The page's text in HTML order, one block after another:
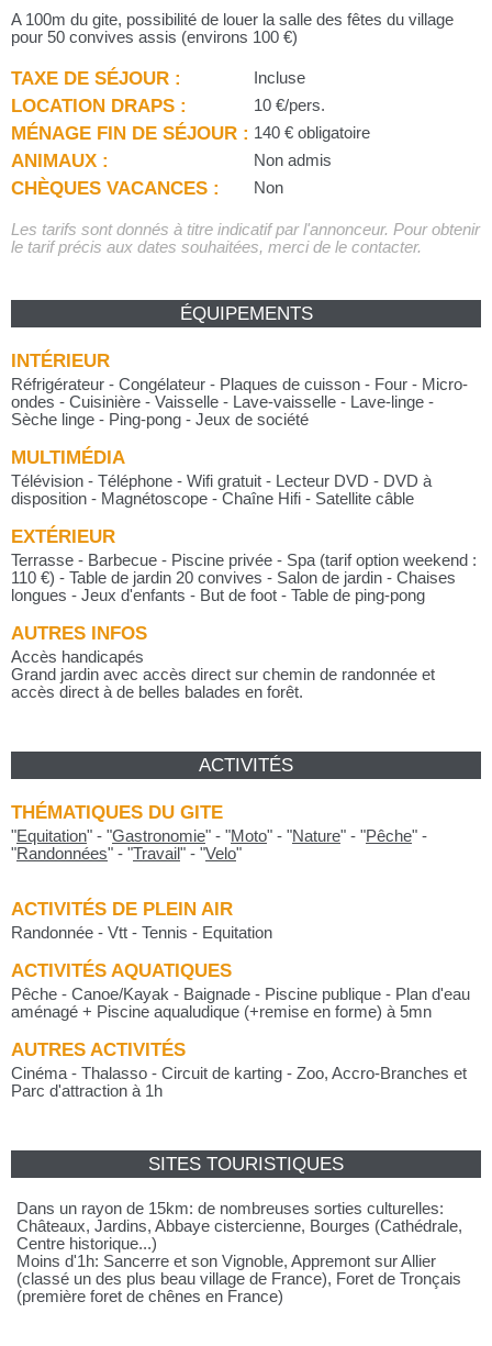
A 100m du gite, possibilité de louer la salle des fêtes du village
pour 50 convives assis (environs 100 €)
TAXE DE SÉJOUR : Incluse
LOCATION DRAPS : 10 €/pers.
MÉNAGE FIN DE SÉJOUR : 140 € obligatoire
ANIMAUX : Non admis
CHÈQUES VACANCES : Non
Les tarifs sont donnés à titre indicatif par l'annonceur. Pour obtenir
le tarif précis aux dates souhaitées, merci de le contacter.
ÉQUIPEMENTS
INTÉRIEUR
Réfrigérateur - Congélateur - Plaques de cuisson - Four - Micro-
ondes - Cuisinière - Vaisselle - Lave-vaisselle - Lave-linge -
Sèche linge - Ping-pong - Jeux de société
MULTIMÉDIA
Télévision - Téléphone - Wifi gratuit - Lecteur DVD - DVD à
disposition - Magnétoscope - Chaîne Hifi - Satellite câble
EXTÉRIEUR
Terrasse - Barbecue - Piscine privée - Spa (tarif option weekend :
110 €) - Table de jardin 20 convives - Salon de jardin - Chaises
longues - Jeux d'enfants - But de foot - Table de ping-pong
AUTRES INFOS
Accès handicapés
Grand jardin avec accès direct sur chemin de randonnée et
accès direct à de belles balades en forêt.
ACTIVITÉS
THÉMATIQUES DU GITE
"Equitation" - "Gastronomie" - "Moto" - "Nature" - "Pêche" -
"Randonnées" - "Travail" - "Velo"
ACTIVITÉS DE PLEIN AIR
Randonnée - Vtt - Tennis - Equitation
ACTIVITÉS AQUATIQUES
Pêche - Canoe/Kayak - Baignade - Piscine publique - Plan d'eau
aménagé + Piscine aqualudique (+remise en forme) à 5mn
AUTRES ACTIVITÉS
Cinéma - Thalasso - Circuit de karting - Zoo, Accro-Branches et
Parc d'attraction à 1h
SITES TOURISTIQUES
Dans un rayon de 15km: de nombreuses sorties culturelles:
Châteaux, Jardins, Abbaye cistercienne, Bourges (Cathédrale,
Centre historique...)
Moins d'1h: Sancerre et son Vignoble, Appremont sur Allier
(classé un des plus beau village de France), Foret de Tronçais
(première foret de chênes en France)